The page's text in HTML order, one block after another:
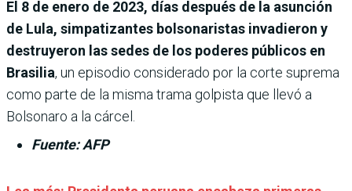
El 8 de enero de 2023, días después de la asunción
de Lula, simpatizantes bolsonaristas invadieron y
destruyeron las sedes de los poderes públicos en
Brasilia, un episodio considerado por la corte suprema
como parte de la misma trama golpista que llevó a
Bolsonaro a la cárcel.
Fuente: AFP